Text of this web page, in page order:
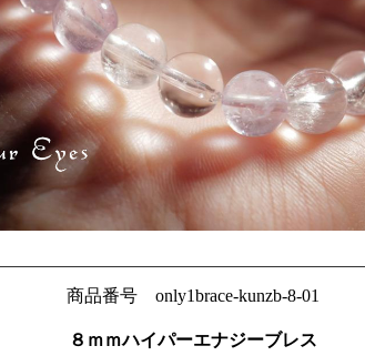
商品番号 only1brace-kunzb-8-01
８ｍｍハイパーエナジーブレス